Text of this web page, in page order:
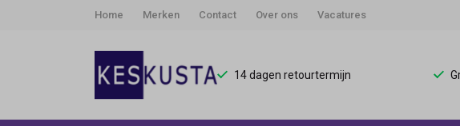
Home Merken Contact Over ons Vacatures
14 dagen retourtermijn